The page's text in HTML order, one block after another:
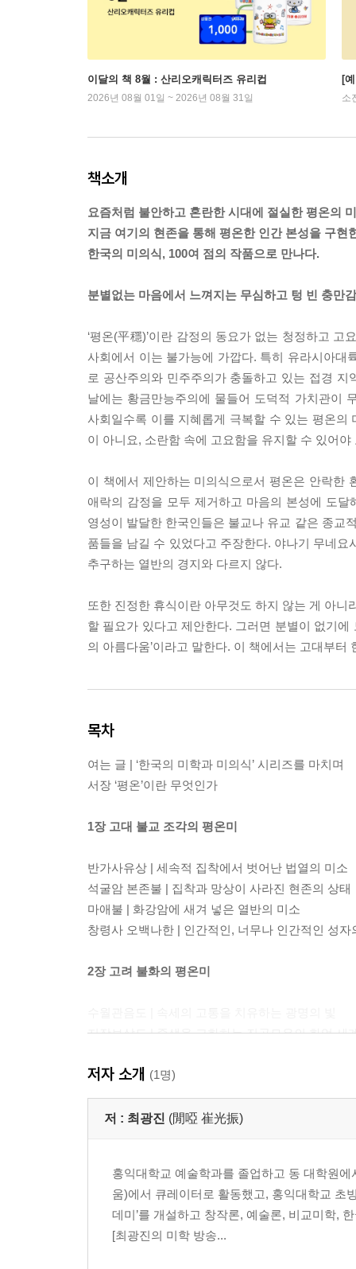
이달의 책 8월 : 산리오캐릭터즈 유리컵
2026년 08월 01일 ~ 2026년 08월 31일
[
소
책소개
요즘처럼 불안하고 혼란한 시대에 절실한 평온의
지금 여기의 현존을 통해 평온한 인간 본성을 구현
한국의 미의식, 100여 점의 작품으로 만나다.
분별없는 마음에서 느껴지는 무심하고 텅 빈 충만감
‘평온(平穩)’이란 감정의 동요가 없는 청정하고
사회에서 이는 불가능에 가깝다. 특히 유라시아대
로 공산주의와 민주주의가 충돌하고 있는 접경
날에는 황금만능주의에 물들어 도덕적 가치관이
사회일수록 이를 지혜롭게 극복할 수 있는 평온의
이 아니요, 소란함 속에 고요함을 유지할 수 있어
이 책에서 제안하는 미의식으로서 평온은 안락한
애락의 감정을 모두 제거하고 마음의 본성에 도
영성이 발달한 한국인들은 불교나 유교 같은 종교
품들을 남길 수 있었다고 주장한다. 야나기 무네
추구하는 열반의 경지와 다르지 않다.
또한 진정한 휴식이란 아무것도 하지 않는 게 아
할 필요가 있다고 제안한다. 그러면 분별이 없기에
의 아름다움’이라고 말한다. 이 책에서는 고대부
목차
여는 글 | ‘한국의 미학과 미의식’ 시리즈를 마치며
서장 ‘평온’이란 무엇인가
1장 고대 불교 조각의 평온미
반가사유상 | 세속적 집착에서 벗어난 법열의 미소
석굴암 본존불 | 집착과 망상이 사라진 현존의 상태
마애불 | 화강암에 새겨 넣은 열반의 미소
창령사 오백나한 | 인간적인, 너무나 인간적인 성자
2장 고려 불화의 평온미
지장보살도 | 중생을 교화하는 진공묘유의 화엄 세
비로자나불과 오백나한도 | 부분이 전체가 되는 프
3장 조선 문인화의 평온미
탁족도 | 더위와 마음을 동시에 씻겨주는 피서법
조어도 | 마음을 비우는 기다림의 미학
관월도 | 보름달을 보며 배우는 인생의 지혜
여가도 | 자기의 본성을 찾아가는 소중한 시간
저자 소개 (1명)
저 : 최광진 (閒啞 崔光振)
홍익대학교 예술학과를 졸업하고 동 대학원
움)에서 큐레이터로 활동했고, 홍익대학교 초
데미’를 개설하고 창작론, 예술론, 비교미학,
[최광진의 미학 방송...